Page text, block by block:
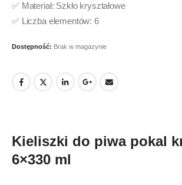
✅ Materiał: Szkło kryształowe
✅ Liczba elementów: 6
Dostępność: Brak w magazynie
Kieliszki do piwa pokal
6×330 ml